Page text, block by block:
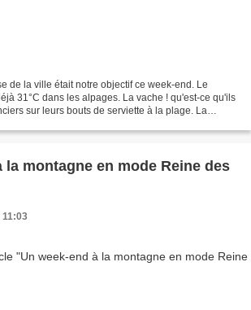
de la ville était notre objectif ce week-end. Le
31°C dans les alpages. La vache ! qu'est-ce qu'ils
sur leurs bouts de serviette à la plage. La
la montagne en mode Reine des
11:03